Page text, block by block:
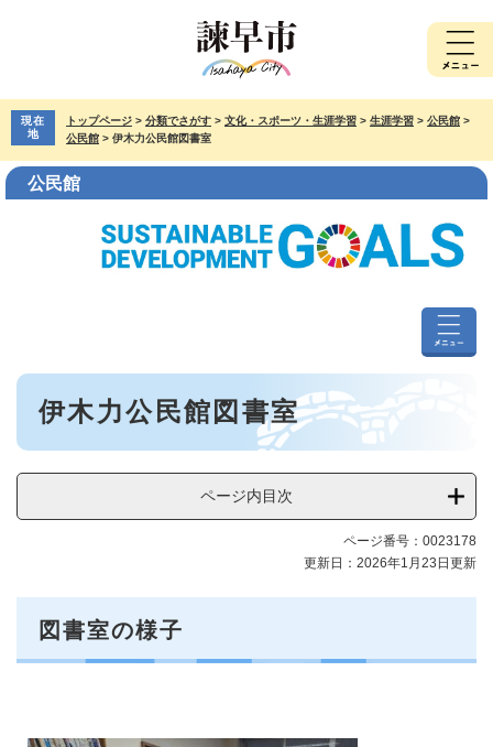
先
で
す。
を
ば
し
て
現在
地
トップページ > 分類でさがす > 文化・スポーツ・生涯学習 > 生涯学習 > 公民館 >
公民館 > 伊木力公民館図書室
公民館
公
ー
本
伊木力公民館図書室
ページ内目次
ページ番号：0023178
更新日：2026年1月23日更新
図書室の様子